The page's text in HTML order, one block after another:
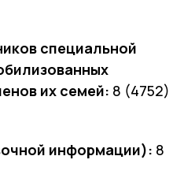
специальной
их семей: 8 (4752)
информации): 8